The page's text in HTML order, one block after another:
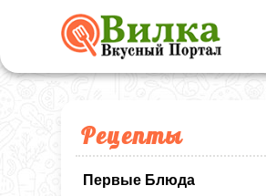
Рецепты
Первые Блюда